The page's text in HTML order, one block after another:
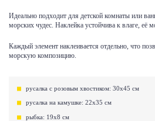
Идеально подходит для детской комнаты или
морских чудес. Наклейка устойчива к влаге, её
Каждый элемент наклеивается отдельно, что
морскую композицию.
русалка с розовым хвостиком: 30х45 см
русалка на камушке: 22х35 см
рыбка: 19х8 см